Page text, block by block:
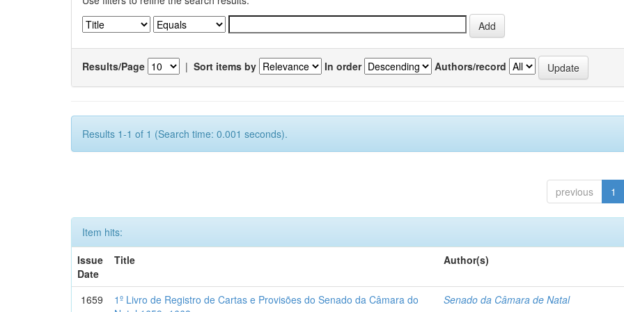
Results/Page | Sort items by In order Authors/record
Results 1-1 of 1 (Search time: 0.001 seconds).
previous 1
Item hits:
Issue
Date
Title Author(s)
1659
1º Livro de Registro de Cartas e Provisões do Senado da Câmara do
Senado da Câmara de Natal